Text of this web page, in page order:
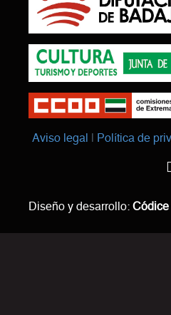
Aviso legal Política de
Diseño y desarrollo: Códice